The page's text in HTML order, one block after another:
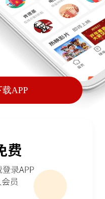
APP